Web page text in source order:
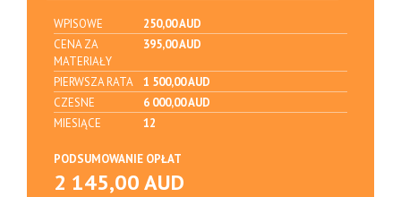
WPISOWE
250,00 AUD
CENA ZA
MATERIAŁY
395,00 AUD
PIERWSZA RATA
1 500,00 AUD
CZESNE
6 000,00 AUD
MIESIĄCE
12
PODSUMOWANIE OPŁAT
2 145,00 AUD